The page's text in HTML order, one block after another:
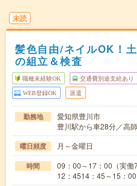
未読
髪色自由/ネイルOK！
の組立＆検査
職種未経験OK 交通費別途支給あり
WEB登録OK 派遣
勤務地
愛知県豊川市
豊川駅から車28分／高
曜日頻度 月～金曜日
時間
09：00～17：00（実働
12：4514：45～15：00